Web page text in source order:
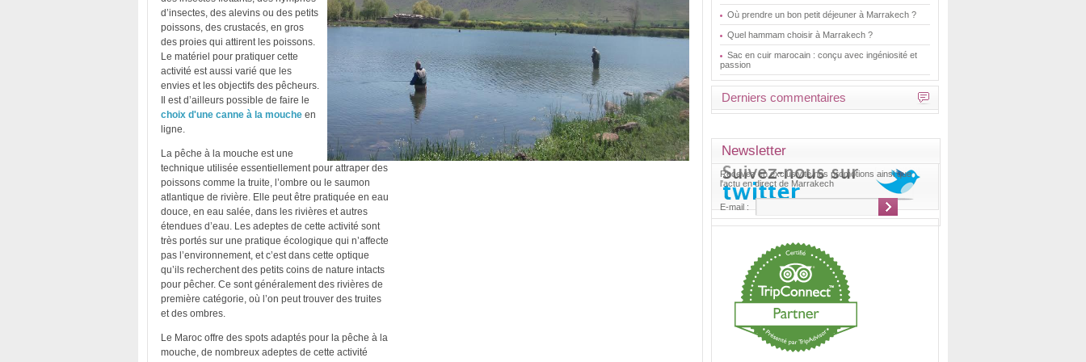
d’insectes, des alevins ou des petits
poissons, des crustacés, en gros
des proies qui attirent les poissons.
Le matériel pour pratiquer cette
activité est aussi varié que les
envies et les objectifs des pêcheurs.
Il est d’ailleurs possible de faire le
choix d'une canne à la mouche en
ligne.
La pêche à la mouche est une
technique utilisée essentiellement pour attraper des
poissons comme la truite, l’ombre ou le saumon
atlantique de rivière. Elle peut être pratiquée en eau
douce, en eau salée, dans les rivières et autres
étendues d’eau. Les adeptes de cette activité sont
très portés sur une pratique écologique qui n’affecte
pas l’environnement, et c’est dans cette optique
qu’ils recherchent des petits coins de nature intacts
pour pêcher. Ce sont généralement des rivières de
première catégorie, où l’on peut trouver des truites
et des ombres.
Le Maroc offre des spots adaptés pour la pêche à la
mouche, de nombreux adeptes de cette activité
Où prendre un bon petit déjeuner à Marrakech ?
Quel hammam choisir à Marrakech ?
Sac en cuir marocain : conçu avec ingéniosité et
passion
Derniers commentaires
Newsletter
Recevez en exclusivité nos promotions ainsi que
l'actu en direct de Marrakech
E-mail :